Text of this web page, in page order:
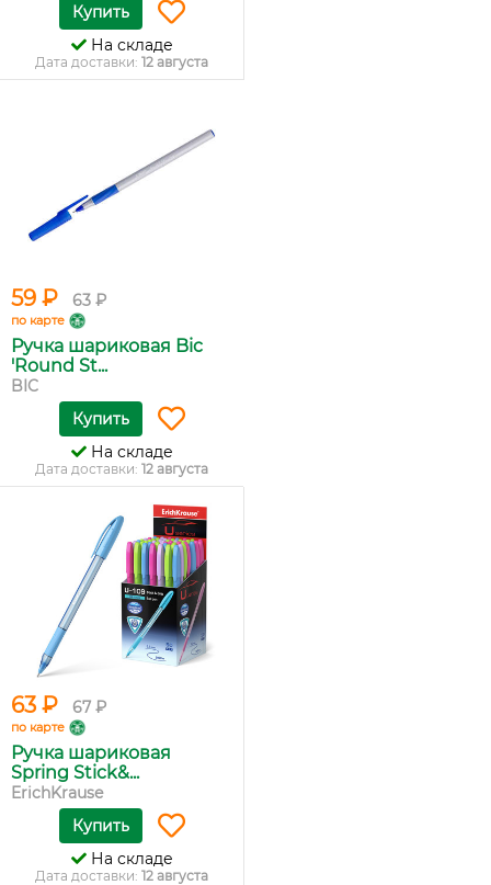
Купить
На складе
Дата доставки: 12 августа
59 ₽ 63 ₽
по карте
Ручка шариковая Bic
'Round St...
BIC
Купить
На складе
Дата доставки: 12 августа
63 ₽ 67 ₽
по карте
Ручка шариковая
Spring Stick&...
ErichKrause
Купить
На складе
Дата доставки: 12 августа